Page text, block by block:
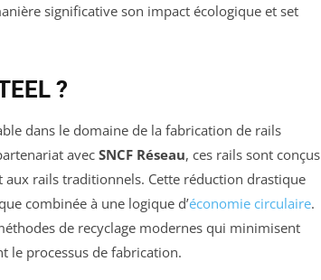
significative son impact écologique et set
?
dans le domaine de la fabrication de rails
avecSNCF Réseau, ces rails sont conçus
aux rails traditionnels. Cette réduction drastique
combinée à une logique d’économie circulaire.
de recyclage modernes qui minimisent
le processus de fabrication.